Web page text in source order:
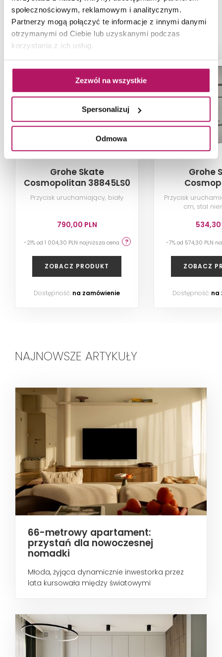
społecznościowym, reklamowym i analitycznym.
Partnerzy mogą połączyć te informacje z innymi danymi
otrzymanymi od Ciebie lub uzyskanymi podczas
korzystania z ich usług.
Zezwól na wszystkie
Spersonalizuj
Odmowa
PRODUKTY Z KOLEKCJI
-21%
Grohe Skate
Cosmopolitan 38845LS0
Przycisk uruchamiający, biały
790,00 PLN
-21% od 1 004,30 PLN najniższa cena
ZOBACZ PRODUKT
Dostępność: na zamówienie
-7%
Grohe
Przycisk
cm, stal
534,30
-7% od 574,30 PLN
ZOBACZ
Dostępność: na
NAJNOWSZE ARTYKUŁY
66-metrowy apartament:
przystań dla nowoczesnej
nomadki
Młoda, żyjąca dynamicznie inwestorka przez
lata kursowała między światowymi